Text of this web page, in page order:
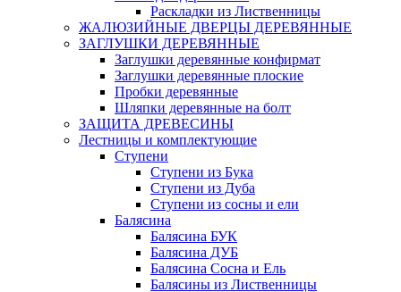
Раскладки из Лиственницы
ЖАЛЮЗИЙНЫЕ ДВЕРЦЫ ДЕРЕВЯННЫЕ
ЗАГЛУШКИ ДЕРЕВЯННЫЕ
Заглушки деревянные конфирмат
Заглушки деревянные плоские
Пробки деревянные
Шляпки деревянные на болт
ЗАЩИТА ДРЕВЕСИНЫ
Лестницы и комплектующие
Ступени
Ступени из Бука
Ступени из Дуба
Ступени из сосны и ели
Балясина
Балясина БУК
Балясина ДУБ
Балясина Сосна и Ель
Балясины из Лиственницы